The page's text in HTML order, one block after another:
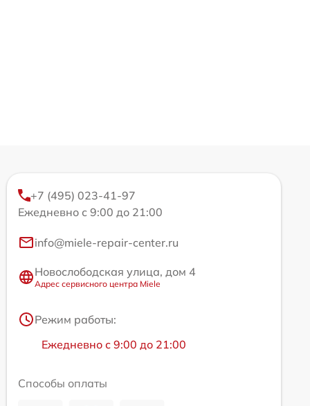
+7 (495) 023-41-97
Ежедневно с 9:00 до 21:00
info@miele-repair-center.ru
Новослободская улица, дом 4
Адрес сервисного центра Miele
Режим работы:
Ежедневно с 9:00 до 21:00
Способы оплаты